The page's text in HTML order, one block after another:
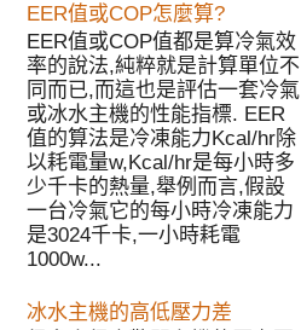
EER值或COP怎麼算?
EER值或COP值都是算冷氣效
率的說法,純粹就是計算單位不
同而已,而這也是評估一套冷氣
或冰水主機的性能指標. EER
值的算法是冷凍能力Kcal/hr除
以耗電量w,Kcal/hr是每小時多
少千卡的熱量,舉例而言,假設
一台冷氣它的每小時冷凍能力
是3024千卡,一小時耗電
1000w...
冰水主機的高低壓力差